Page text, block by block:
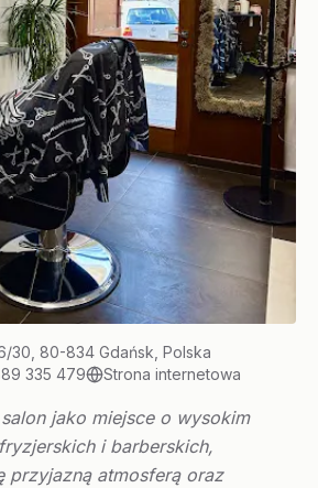
30, 80-834 Gdańsk, Polska
335 479 Strona internetowa
jako miejsce o wysokim
i barberskich,
przyjazną atmosferą oraz